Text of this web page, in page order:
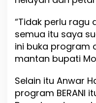
“Tidak perlu ragu
semua itu saya
ini buka program
mantan bupati
Selain itu Anwar
program BERANI